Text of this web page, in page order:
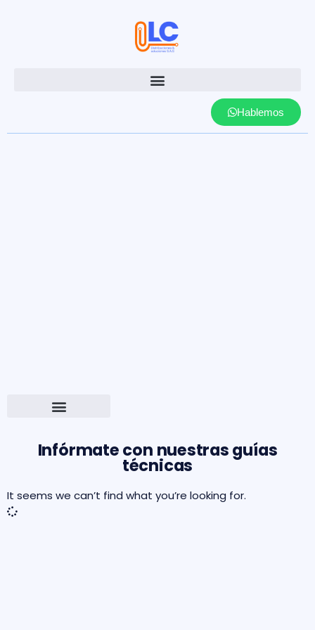
Hablemos
Infórmate con nuestras guías
técnicas​
It seems we can’t find what you’re looking for.